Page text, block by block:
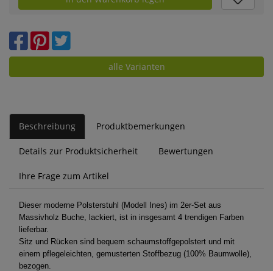
alle Varianten
Beschreibung Produktbemerkungen
Details zur Produktsicherheit Bewertungen
Ihre Frage zum Artikel
Dieser moderne Polsterstuhl (Modell Ines) im 2er-Set aus
Massivholz Buche, lackiert, ist in insgesamt 4 trendigen Farben
lieferbar.
Sitz und Rücken sind bequem schaumstoffgepolstert und mit
einem pflegeleichten, gemusterten Stoffbezug (100% Baumwolle),
bezogen.